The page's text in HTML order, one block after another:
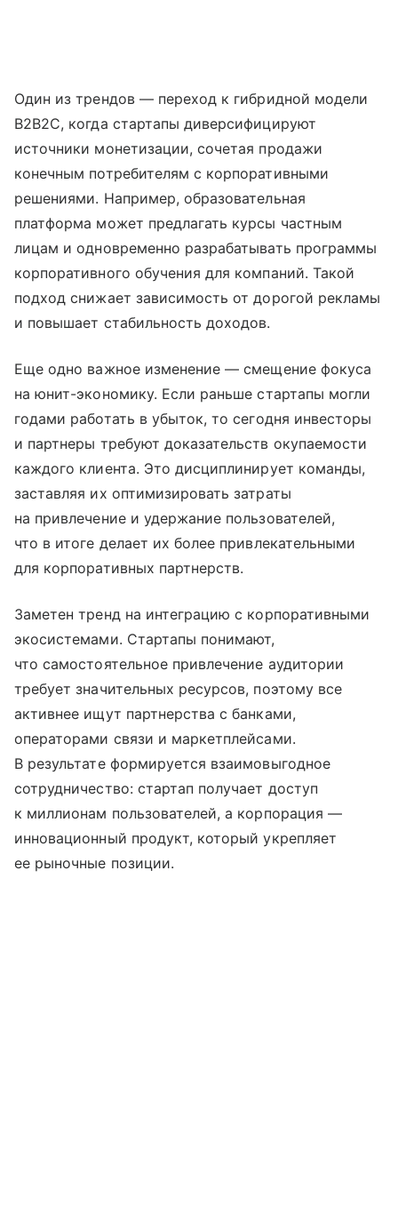
Один из трендов — переход к гибридной модели
B2B2C, когда стартапы диверсифицируют
источники монетизации, сочетая продажи
конечным потребителям с корпоративными
решениями. Например, образовательная
платформа может предлагать курсы частным
лицам и одновременно разрабатывать программы
корпоративного обучения для компаний. Такой
подход снижает зависимость от дорогой рекламы
и повышает стабильность доходов.
Еще одно важное изменение — смещение фокуса
на юнит-экономику. Если раньше стартапы могли
годами работать в убыток, то сегодня инвесторы
и партнеры требуют доказательств окупаемости
каждого клиента. Это дисциплинирует команды,
заставляя их оптимизировать затраты
на привлечение и удержание пользователей,
что в итоге делает их более привлекательными
для корпоративных партнерств.
Заметен тренд на интеграцию с корпоративными
экосистемами. Стартапы понимают,
что самостоятельное привлечение аудитории
требует значительных ресурсов, поэтому все
активнее ищут партнерства с банками,
операторами связи и маркетплейсами.
В результате формируется взаимовыгодное
сотрудничество: стартап получает доступ
к миллионам пользователей, а корпорация —
инновационный продукт, который укрепляет
ее рыночные позиции.